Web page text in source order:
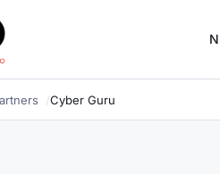
Cyber Guru